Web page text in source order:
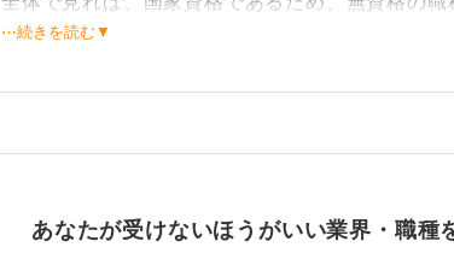
います。
しかし就活生に人気の高い大規模病院や大学病
柔軟な姿勢と熱意で内定を掴み取ろう
⋯続きを読む▼
あなたが受けないほうがいい業界・職種